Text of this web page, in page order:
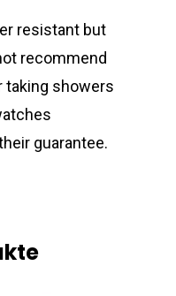
resistant but
recommend
taking showers
guarantee.